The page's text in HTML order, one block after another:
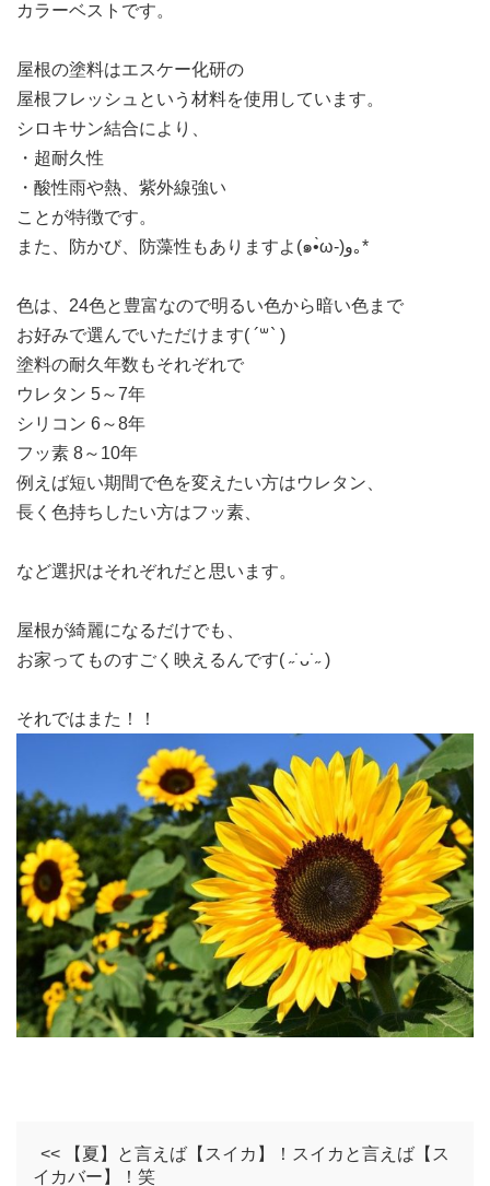
カラーベストです。
屋根の塗料はエスケー化研の
屋根フレッシュという材料を使用しています。
シロキサン結合により、
・超耐久性
・酸性雨や熱、紫外線強い
ことが特徴です。
また、防かび、防藻性もありますよ(๑•̀ω-)و｡*
色は、24色と豊富なので明るい色から暗い色まで
お好みで選んでいただけます( ´꒳​` )
塗料の耐久年数もそれぞれで
ウレタン 5～7年
シリコン 6～8年
フッ素 8～10年
例えば短い期間で色を変えたい方はウレタン、
長く色持ちしたい方はフッ素、
など選択はそれぞれだと思います。
屋根が綺麗になるだけでも、
お家ってものすごく映えるんです( ˶˙ᴗ˙˶ )
それではまた！！
<< 【夏】と言えば【スイカ】！スイカと言えば【ス
イカバー】！笑